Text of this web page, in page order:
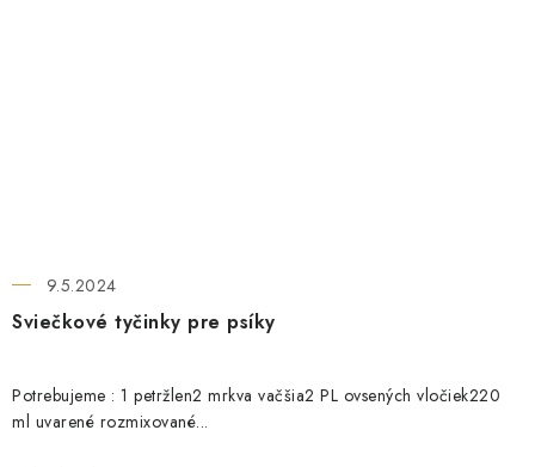
Sviečkové tyčinky pre psíky
9.5.2024
Potrebujeme : 1 petržlen2 mrkva vačšia2 PL ovsených vločiek220
ml uvarené rozmixované...